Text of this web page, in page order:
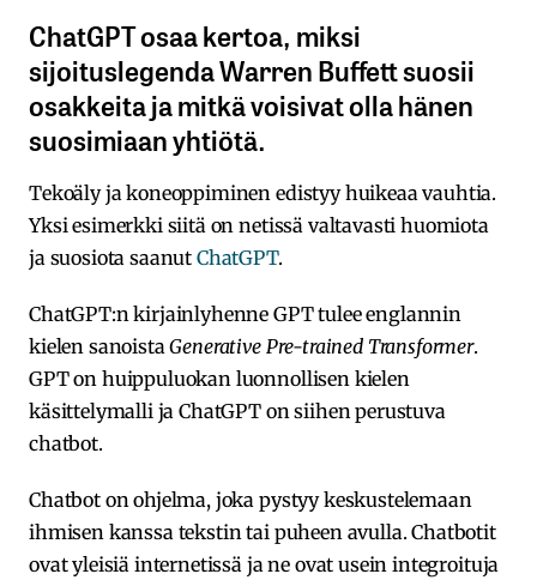
ChatGPT osaa kertoa, miksi
sijoituslegenda Warren Buffett suosii
osakkeita ja mitkä voisivat olla hänen
suosimiaan yhtiötä.
Tekoäly ja koneoppiminen edistyy huikeaa vauhtia.
Yksi esimerkki siitä on netissä valtavasti huomiota
ja suosiota saanut ChatGPT.
ChatGPT:n kirjainlyhenne GPT tulee englannin
kielen sanoistaGenerative Pre-trained Transformer.
GPT on huippuluokan luonnollisen kielen
käsittelymalli ja ChatGPT on siihen perustuva
chatbot.
Chatbot on ohjelma, joka pystyy keskustelemaan
ihmisen kanssa tekstin tai puheen avulla. Chatbotit
ovat yleisiä internetissä ja ne ovat usein integroituja